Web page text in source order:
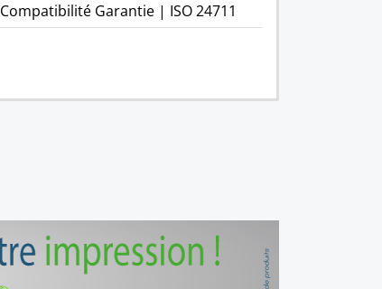
Compatibilité Garantie | ISO 24711